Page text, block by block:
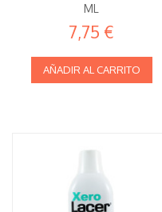
ML
7,75 €
AÑADIR AL CARRITO